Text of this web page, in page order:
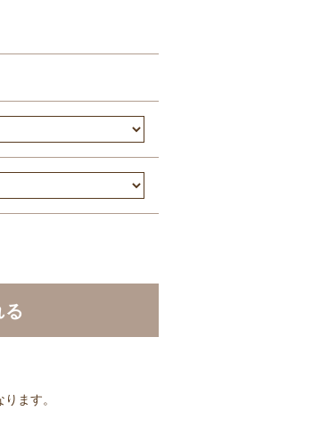
ます。